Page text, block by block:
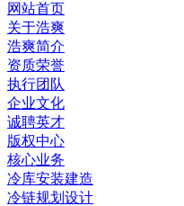
网站首页
关于浩爽
浩爽简介
资质荣誉
执行团队
企业文化
诚聘英才
版权中心
核心业务
冷库安装建造
冷链规划设计